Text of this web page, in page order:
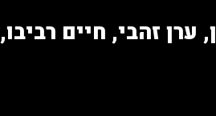
ערן זהבי, חיים רביבו,